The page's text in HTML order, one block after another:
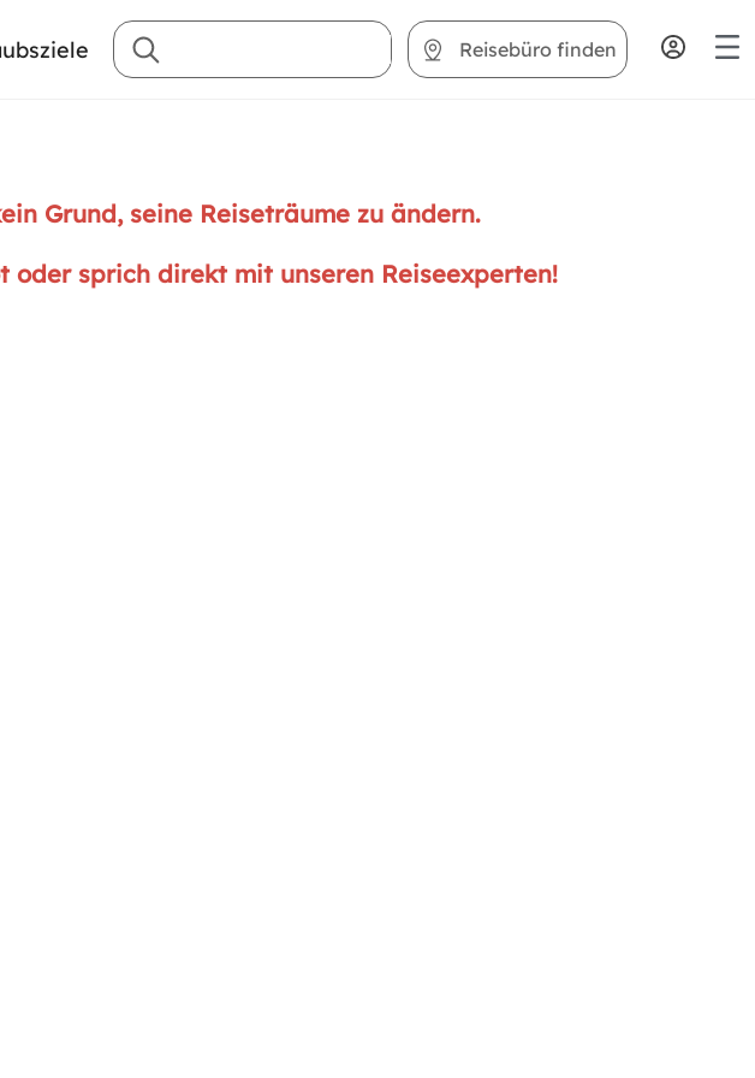
Reisebüro finden
Grund, seine Reiseträume zu ändern.
sprich direkt mit unseren Reiseexperten!